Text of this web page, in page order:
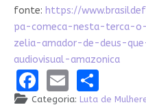
fonte: https://
pa-comeca-nesta-terca-
zelia-amador-de-deus-
audiovisual-amazonica
Facebook
EmailShare
Categoria: Luta de